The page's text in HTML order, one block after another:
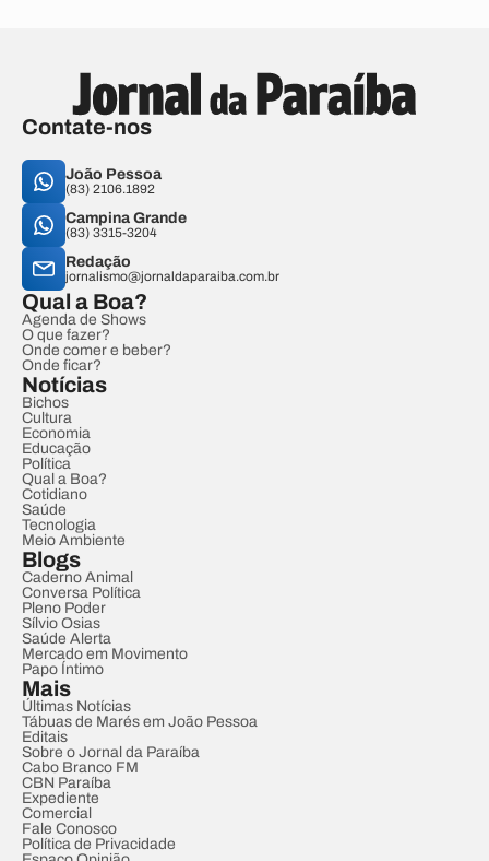
Contate-nos
João Pessoa
(83) 2106.1892
Campina Grande
(83) 3315-3204
Redação
jornalismo@jornaldaparaiba.com.br
Qual a Boa?
Agenda de Shows
O que fazer?
Onde comer e beber?
Onde ficar?
Notícias
Bichos
Cultura
Economia
Educação
Política
Qual a Boa?
Cotidiano
Saúde
Tecnologia
Meio Ambiente
Blogs
Caderno Animal
Conversa Política
Pleno Poder
Sílvio Osias
Saúde Alerta
Mercado em Movimento
Papo Íntimo
Mais
Últimas Notícias
Tábuas de Marés em João Pessoa
Editais
Sobre o Jornal da Paraíba
Cabo Branco FM
CBN Paraíba
Expediente
Comercial
Fale Conosco
Política de Privacidade